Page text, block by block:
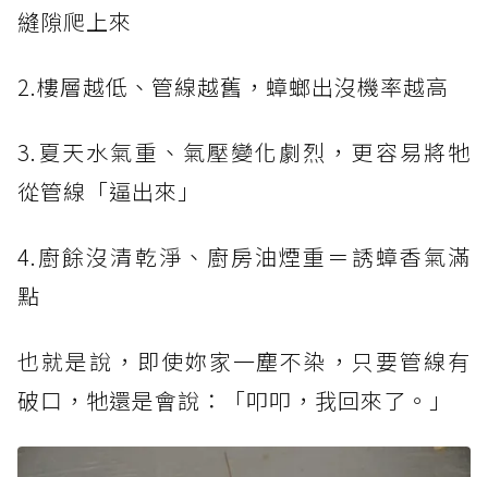
縫隙爬上來
2.樓層越低、管線越舊，蟑螂出沒機率越高
3.夏天水氣重、氣壓變化劇烈，更容易將牠
從管線「逼出來」
4.廚餘沒清乾淨、廚房油煙重＝誘蟑香氣滿
點
也就是說，即使妳家一塵不染，只要管線有
破口，牠還是會說：「叩叩，我回來了。」